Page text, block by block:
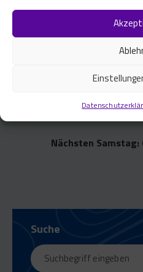
CSD Karlsruhe
und Feiern
Nächsten
Suche